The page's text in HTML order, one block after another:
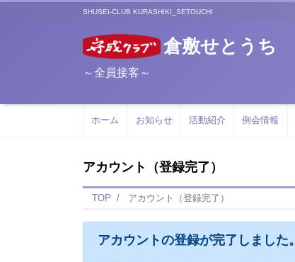
SHUSEI-CLUB KURASHIKI_SETOUCHI
倉敷せとうち
～全員接客～
ホーム お知らせ 活動紹介 例会情報
アカウント（登録完了）
TOP アカウント（登録完了）
アカウントの登録が完了しました。